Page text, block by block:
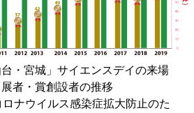
台・宮城」サイエンスデイの来場
者・賞創設者の推移
ナウイルス感染症拡大防止のた